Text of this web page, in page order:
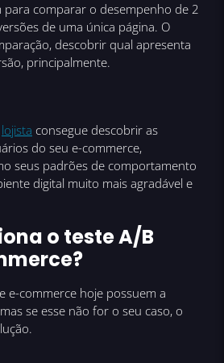
para comparar o desempenho de 2
de uma única página. O
descobrir qual apresenta
principalmente.
lojista consegue descobrir as
do seu e-commerce,
seus padrões de comportamento
digital muito mais agradável e
o teste A/B
e-commerce hoje possuem a
se esse não for o seu caso, o